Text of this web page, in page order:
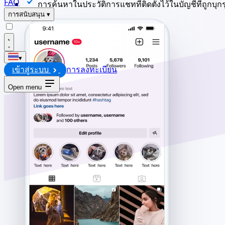
การสนับสนุน ▾
▾
เข้าสู่ระบบ การลงทะเบียน
Open menu
การค้นหาในประวัติการแชทที่ติดตั้งไว้ในบัญชีที่ถูกบุก